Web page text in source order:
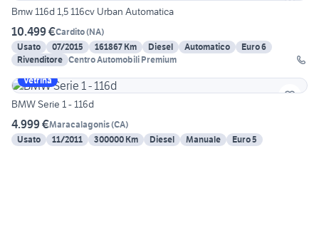
Bmw 116d 1,5 116cv Urban Automatica
10.499 €Cardito(NA)
Usato
07/2015 161867 Km Diesel Automatico
Euro 6
Rivenditore Centro Automobili Premium
Vetrina
BMW Serie 1 - 116d
4.999 €Maracalagonis(CA)
Usato
11/2011 300000 Km Diesel Manuale Euro 5